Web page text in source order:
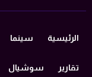
الرئيسية سينما
تقارير سوشيال